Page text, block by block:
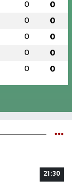
0 0
0 0
0 0
0 0
0 0
21:30